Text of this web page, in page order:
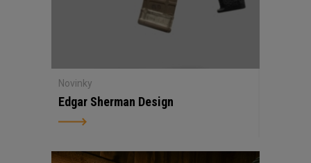
Novinky
Edgar Sherman Design